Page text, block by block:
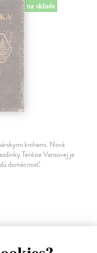
na sklade
knihami. Nová
Terézie Vansovej je
domácnosť.